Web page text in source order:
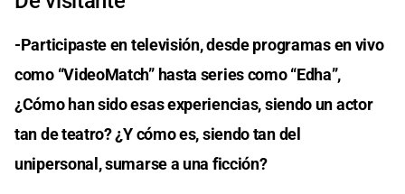
-Participaste en televisión, desde programas en vivo
como “VideoMatch” hasta series como “Edha”,
¿Cómo han sido esas experiencias, siendo un actor
tan de teatro? ¿Y cómo es, siendo tan del
unipersonal, sumarse a una ficción?